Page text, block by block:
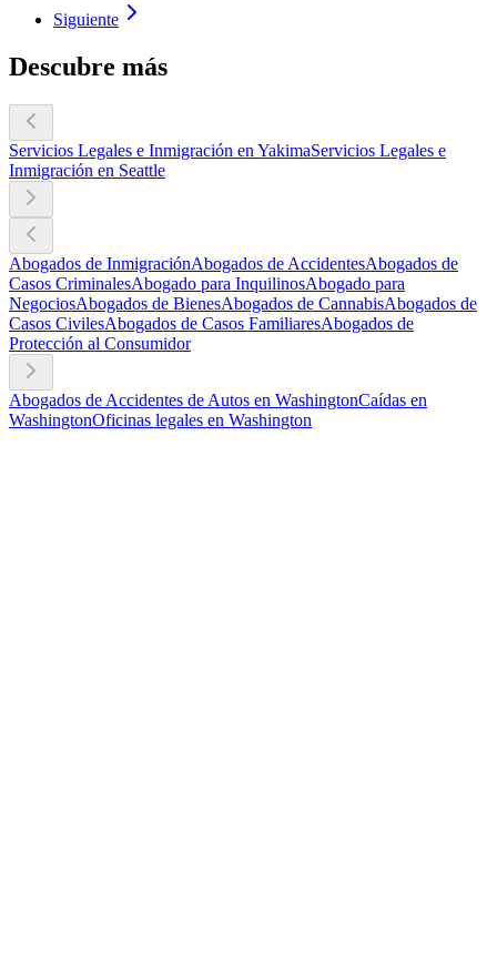
Siguiente
Descubre más
Servicios Legales e Inmigración en YakimaServicios Legales e
Inmigración en Seattle
Abogados de InmigraciónAbogados de AccidentesAbogados de
Casos CriminalesAbogado para InquilinosAbogado para
NegociosAbogados de BienesAbogados de CannabisAbogados de
Casos CivilesAbogados de Casos FamiliaresAbogados de
Protección al Consumidor
Abogados de Accidentes de Autos en WashingtonCaídas en
WashingtonOficinas legales en Washington